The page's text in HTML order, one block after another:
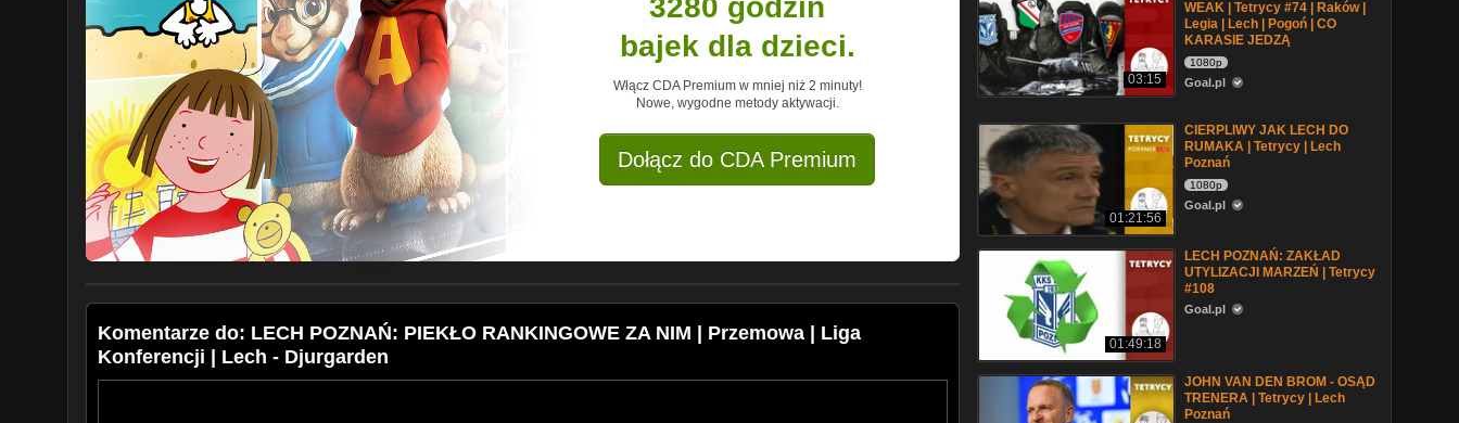
3280 godzin
bajek dla dzieci.
Włącz CDA Premium w mniej niż 2 minuty!
Nowe, wygodne metody aktywacji.
Dołącz do CDA Premium
Komentarze do: LECH POZNAŃ: PIEKŁO RANKINGOWE ZA NIM | Przemowa | Liga
Konferencji | Lech - Djurgarden
03:15
WEAK | Tetrycy #74 | Raków |
Legia | Lech | Pogoń | CO
KARASIE JEDZĄ
1080p
Goal.pl
01:21:56
CIERPLIWY JAK LECH DO
RUMAKA | Tetrycy | Lech
Poznań
1080p
Goal.pl
01:49:18
LECH POZNAŃ: ZAKŁAD
UTYLIZACJI MARZEŃ | Tetrycy
#108
Goal.pl
JOHN VAN DEN BROM - OSĄD
TRENERA | Tetrycy | Lech
Poznań